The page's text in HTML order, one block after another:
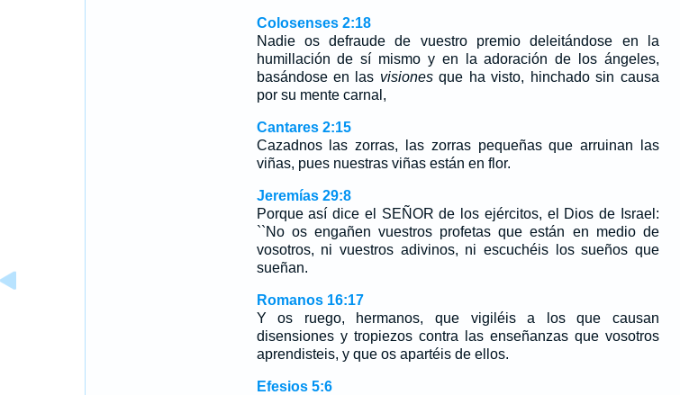
Colosenses 2:18
Nadie os defraude de vuestro premio deleitándose en la
humillación de sí mismo y en la adoración de los ángeles,
basándose en las visionesque ha visto, hinchado sin causa
por su mente carnal,
Cantares 2:15
Cazadnos las zorras, las zorras pequeñas que arruinan las
viñas, pues nuestras viñas están en flor.
Jeremías 29:8
Porque así dice el SEÑOR de los ejércitos, el Dios de Israel:
``No os engañen vuestros profetas que están en medio de
vosotros, ni vuestros adivinos, ni escuchéis los sueños que
sueñan.
Romanos 16:17
Y os ruego, hermanos, que vigiléis a los que causan
disensiones y tropiezos contra las enseñanzas que vosotros
aprendisteis, y que os apartéis de ellos.
Efesios 5:6